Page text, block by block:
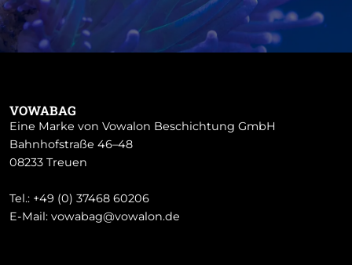
VOWABAG
Eine Marke von Vowalon Beschichtung GmbH
Bahnhofstraße 46–48
08233 Treuen
Tel.: +49 (0) 37468 60206
E-Mail: vowabag@vowalon.de